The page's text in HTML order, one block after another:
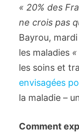
« 20% des
ne crois pas
Bayrou,
les maladies
les soins et
envisagées
la maladie –
Comment